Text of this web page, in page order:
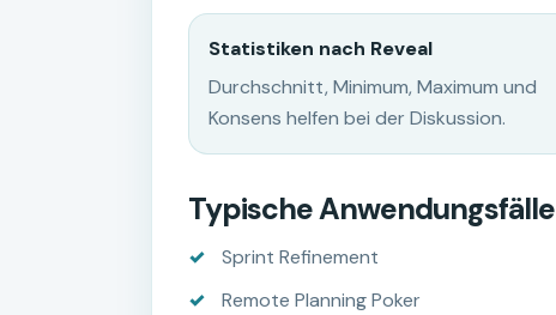
Statistiken nach Reveal
Durchschnitt, Minimum, Maximum und
Konsens helfen bei der Diskussion.
Typische Anwendungsfälle
Sprint Refinement
Remote Planning Poker